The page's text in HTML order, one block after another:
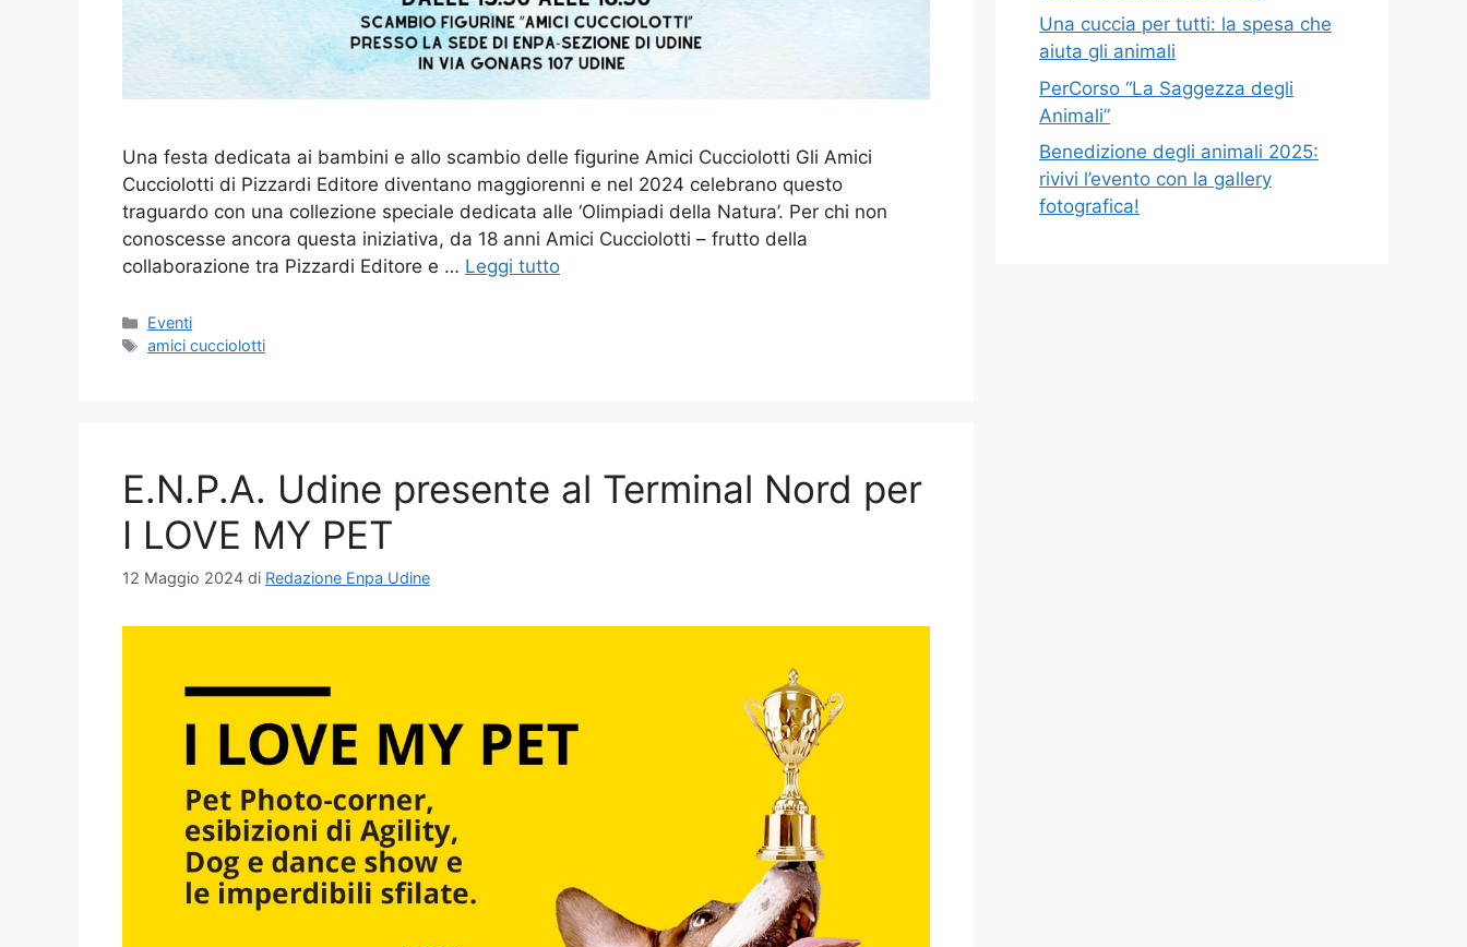
Una festa dedicata ai bambini e allo scambio delle figurine Amici Cucciolotti Gli Amici
Cucciolotti di Pizzardi Editore diventano maggiorenni e nel 2024 celebrano questo
traguardo con una collezione speciale dedicata alle ‘Olimpiadi della Natura’. Per chi non
conoscesse ancora questa iniziativa, da 18 anni Amici Cucciolotti – frutto della
collaborazione tra Pizzardi Editore e … Leggi tutto
Categorie
Eventi
Tag
amici cucciolotti
E.N.P.A. Udine presente al Terminal Nord per
I LOVE MY PET
12 Maggio 2024 di Redazione Enpa Udine
Una cuccia per tutti: la spesa che
aiuta gli animali
PerCorso “La Saggezza degli
Animali”
Benedizione degli animali 2025:
rivivi l’evento con la gallery
fotografica!